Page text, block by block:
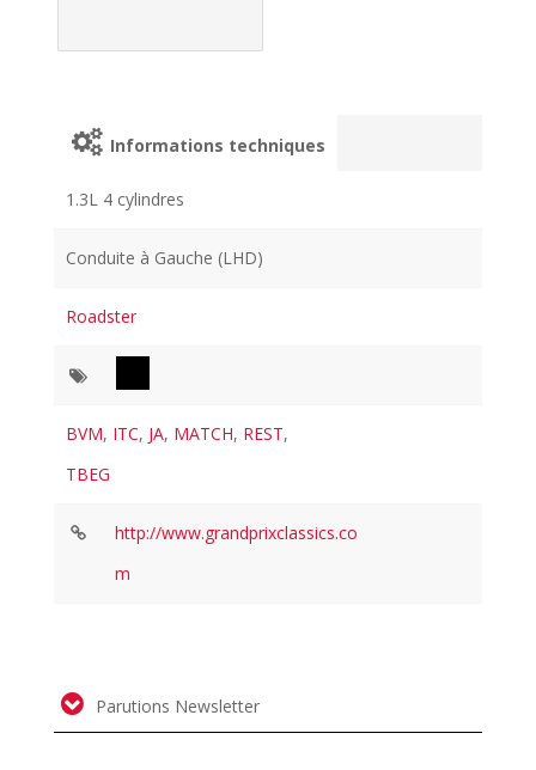
Informations techniques
1.3L 4 cylindres
Conduite à Gauche (LHD)
Roadster
BVM, ITC, JA, MATCH, REST,
TBEG
http://www.grandprixclassics.co
m
Parutions Newsletter